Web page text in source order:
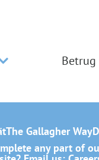
The Gallagher Way
any part of